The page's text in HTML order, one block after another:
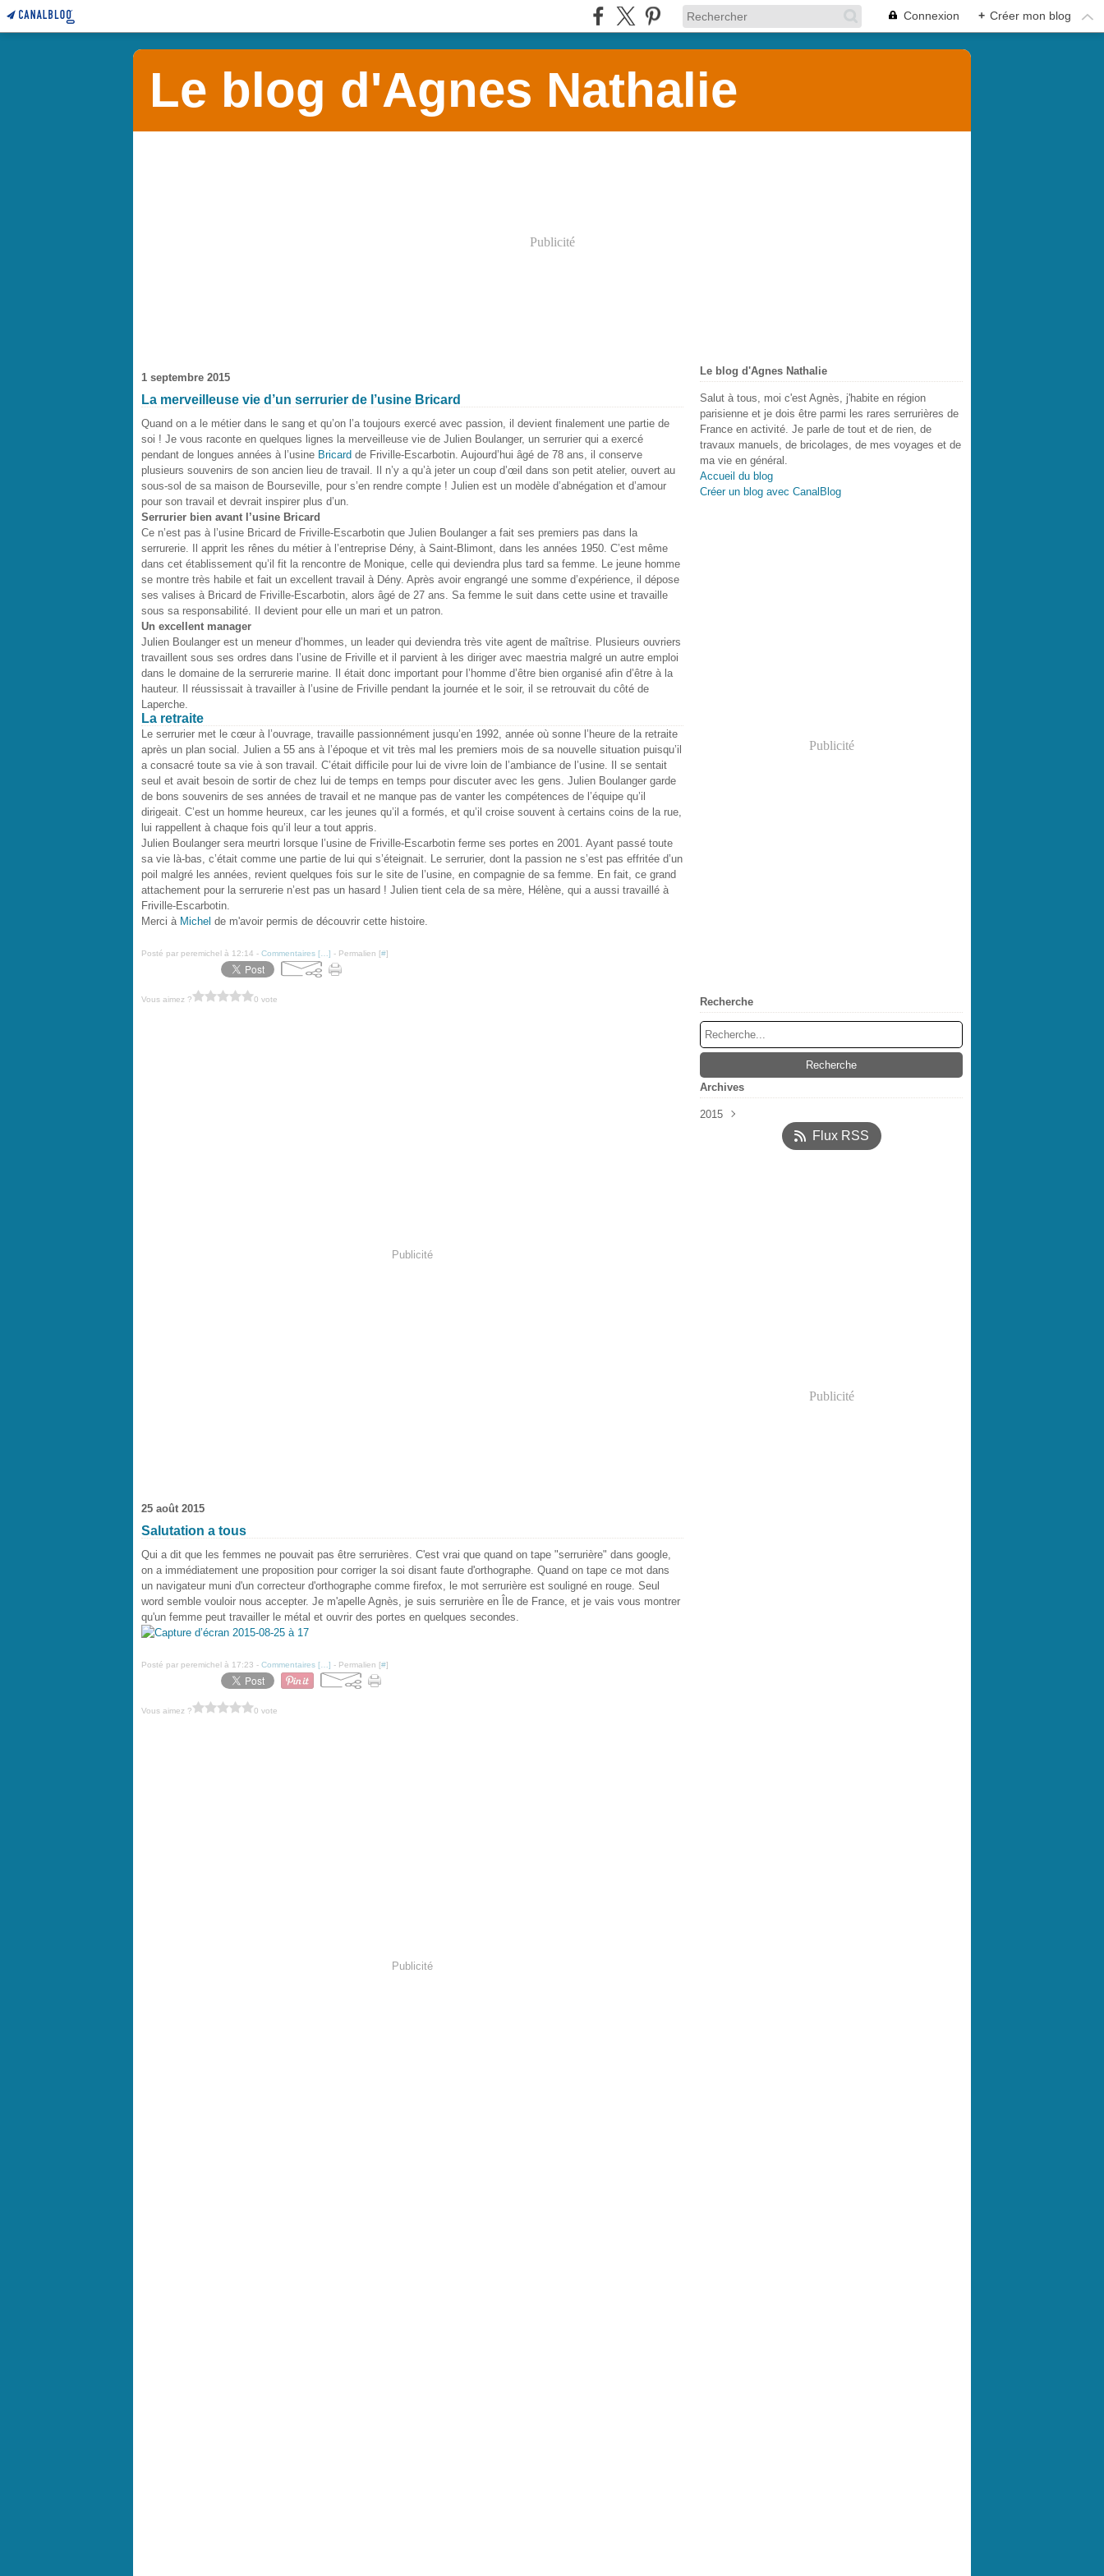
Connexion + Créer mon blog
Le blog d'Agnes Nathalie
Publicité
1 septembre 2015
La merveilleuse vie d’un serrurier de l’usine Bricard
Quand on a le métier dans le sang et qu’on l’a toujours exercé avec passion, il devient finalement une partie de
soi ! Je vous raconte en quelques lignes la merveilleuse vie de Julien Boulanger, un serrurier qui a exercé
pendant de longues années à l’usine Bricard de Friville-Escarbotin. Aujourd’hui âgé de 78 ans, il conserve
plusieurs souvenirs de son ancien lieu de travail. Il n’y a qu’à jeter un coup d’œil dans son petit atelier, ouvert au
sous-sol de sa maison de Bourseville, pour s’en rendre compte ! Julien est un modèle d’abnégation et d’amour
pour son travail et devrait inspirer plus d’un.
Serrurier bien avant l’usine Bricard
Ce n’est pas à l’usine Bricard de Friville-Escarbotin que Julien Boulanger a fait ses premiers pas dans la
serrurerie. Il apprit les rênes du métier à l’entreprise Dény, à Saint-Blimont, dans les années 1950. C’est même
dans cet établissement qu’il fit la rencontre de Monique, celle qui deviendra plus tard sa femme. Le jeune homme
se montre très habile et fait un excellent travail à Dény. Après avoir engrangé une somme d’expérience, il dépose
ses valises à Bricard de Friville-Escarbotin, alors âgé de 27 ans. Sa femme le suit dans cette usine et travaille
sous sa responsabilité. Il devient pour elle un mari et un patron.
Un excellent manager
Julien Boulanger est un meneur d’hommes, un leader qui deviendra très vite agent de maîtrise. Plusieurs ouvriers
travaillent sous ses ordres dans l’usine de Friville et il parvient à les diriger avec maestria malgré un autre emploi
dans le domaine de la serrurerie marine. Il était donc important pour l’homme d’être bien organisé afin d’être à la
hauteur. Il réussissait à travailler à l’usine de Friville pendant la journée et le soir, il se retrouvait du côté de
Laperche.
La retraite
Le serrurier met le cœur à l’ouvrage, travaille passionnément jusqu’en 1992, année où sonne l’heure de la retraite
après un plan social. Julien a 55 ans à l’époque et vit très mal les premiers mois de sa nouvelle situation puisqu’il
a consacré toute sa vie à son travail. C’était difficile pour lui de vivre loin de l’ambiance de l’usine. Il se sentait
seul et avait besoin de sortir de chez lui de temps en temps pour discuter avec les gens. Julien Boulanger garde
de bons souvenirs de ses années de travail et ne manque pas de vanter les compétences de l’équipe qu’il
dirigeait. C’est un homme heureux, car les jeunes qu’il a formés, et qu’il croise souvent à certains coins de la rue,
lui rappellent à chaque fois qu’il leur a tout appris.
Julien Boulanger sera meurtri lorsque l’usine de Friville-Escarbotin ferme ses portes en 2001. Ayant passé toute
sa vie là-bas, c’était comme une partie de lui qui s’éteignait. Le serrurier, dont la passion ne s’est pas effritée d’un
poil malgré les années, revient quelques fois sur le site de l’usine, en compagnie de sa femme. En fait, ce grand
attachement pour la serrurerie n’est pas un hasard ! Julien tient cela de sa mère, Hélène, qui a aussi travaillé à
Friville-Escarbotin.
Merci à Michel de m'avoir permis de découvrir cette histoire.
Posté par peremichel à 12:14 - Commentaires [ ] - Permalien [#]
Vous aimez ? 0 vote
Publicité
25 août 2015
Salutation a tous
Qui a dit que les femmes ne pouvait pas être serrurières. C'est vrai que quand on tape "serrurière" dans google,
on a immédiatement une proposition pour corriger la soi disant faute d'orthographe. Quand on tape ce mot dans
un navigateur muni d'un correcteur d'orthographe comme firefox, le mot serrurière est souligné en rouge. Seul
word semble vouloir nous accepter. Je m'apelle Agnès, je suis serrurière en Île de France, et je vais vous montrer
qu'un femme peut travailler le métal et ouvrir des portes en quelques secondes.
Posté par peremichel à 17:23 - Commentaires [ ] - Permalien [#]
Vous aimez ? 0 vote
Publicité
Le blog d'Agnes Nathalie
Salut à tous, moi c'est Agnès, j'habite en région
parisienne et je dois être parmi les rares serrurières de
France en activité. Je parle de tout et de rien, de
travaux manuels, de bricolages, de mes voyages et de
ma vie en général.
Accueil du blog
Créer un blog avec CanalBlog
Publicité
Recherche
Archives
2015
(1)
Flux RSS
Publicité